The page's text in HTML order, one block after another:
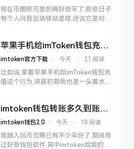
我在币圈那可是折腾好些年了,前些日子
有个人问我区块驿站是啥,还说它是对标
找了些资料
苹果手机给imToken钱包充
值，这几步别搞错
imtoken官方下载 ⋅ 今天 ⋅ 21 阅读
比如说,拿着苹果手机给imToken钱包充
值这个行为,讲真初期我也是一头雾水,搞
imtoken钱包转账多久到账？
一文说清楚
imtoken钱包2.0 ⋅ 今天 ⋅ 18 阅读
我踏入玩币范畴已有不少年份了,期间用
过好些钱包软件,其中imtoken给我的整